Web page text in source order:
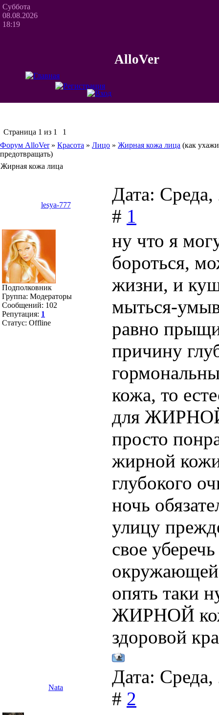
Суббота
08.08.2026
18:19
AlloVer
Страница 1 из 1
1
Форум AlloVer » Красота » Лицо » Жирная кожа лица (как
предотвращать)
Жирная кожа лица
lesya-777
Дата:
# 1
Подполковник
Группа: Модераторы
Сообщений: 102
Репутация: 1
Статус: Offline
ну что я
бороться,
жизни, и
мыться-
равно прыщи
причину
кожа, то
для ЖИРНОЙ
просто
жирной кожи
глубокого
ночь
улицу
свое
окружающей
опять таки
ЖИРНОЙ
здоровой
Nata
Дата:
# 2